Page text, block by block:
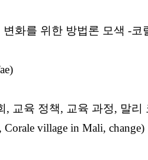
화를 위한 방법론 모색 -코
, 교육 정책, 교육 과정, 말리
village in Mali, change)